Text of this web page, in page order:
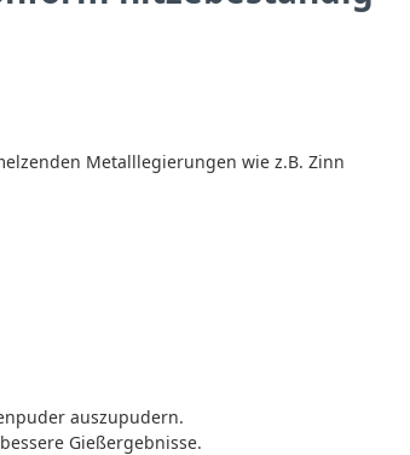
Metalllegierungen wie z.B. Zinn
auszupudern.
Gießergebnisse.